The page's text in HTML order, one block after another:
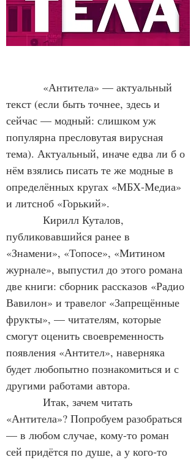
текст (если быть точнее, здесь и
сейчас — модный: слишком уж
популярна пресловутая вирусная
тема). Актуальный, иначе едва ли б о
нём взялись писать те же модные в
определённых кругах «МБХ-Медиа»
и литсноб «Горький».
публиковавшийся ранее в
«Знамени», «Топосе», «Митином
журнале», выпустил до этого романа
две книги: сборник рассказов «Радио
Вавилон» и травелог «Запрещённые
фрукты», — читателям, которые
смогут оценить своевременность
появления «Антител», наверняка
будет любопытно познакомиться и с
другими работами автора.
«Антитела»? Попробуем разобраться
— в любом случае, кому-то роман
сей придётся по душе, а у кого-то